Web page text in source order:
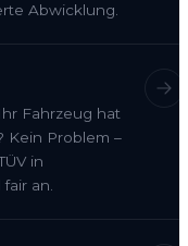
Abwicklung.
Fahrzeug hat
Kein Problem –
in
an.